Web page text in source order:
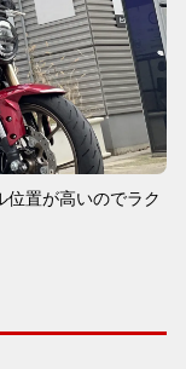
位置が高いのでラク